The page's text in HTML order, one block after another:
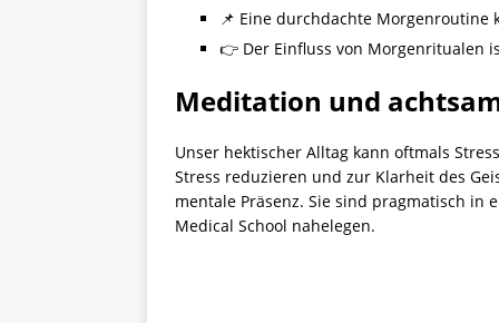
📌 Eine durchdachte Morgenroutine
👉 Der Einfluss von Morgenritualen
Meditation und
Unser hektischer Alltag kann oftmals
Stress reduzieren und zur Klarheit des
mentale Präsenz. Sie sind pragmatisch
Medical School nahelegen.